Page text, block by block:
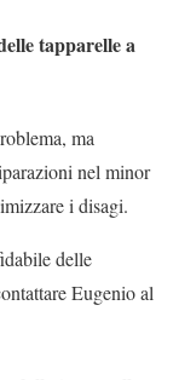
tapparelle a
ma
nel minor
i disagi.
delle
Eugenio al